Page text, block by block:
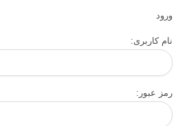
ورود
نام کاربری:
رمز عبور: